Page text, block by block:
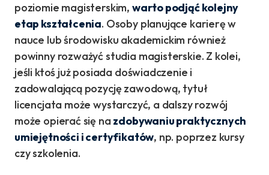
poziomie magisterskim, warto podjąć kolejny
etap kształcenia. Osoby planujące karierę w
nauce lub środowisku akademickim również
powinny rozważyć studia magisterskie. Z kolei,
jeśli ktoś już posiada doświadczenie i
zadowalającą pozycję zawodową, tytuł
licencjata może wystarczyć, a dalszy rozwój
może opierać się na zdobywaniu praktycznych
umiejętności i certyfikatów, np. poprzez kursy
czy szkolenia.